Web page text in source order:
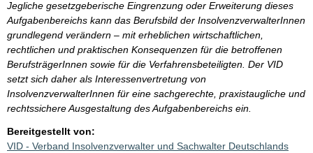
Jegliche gesetzgeberische Eingrenzung oder Erweiterung dieses
Aufgabenbereichs kann das Berufsbild der InsolvenzverwalterInnen
grundlegend verändern – mit erheblichen wirtschaftlichen,
rechtlichen und praktischen Konsequenzen für die betroffenen
BerufsträgerInnen sowie für die Verfahrensbeteiligten. Der VID
setzt sich daher als Interessenvertretung von
InsolvenzverwalterInnen für eine sachgerechte, praxistaugliche und
rechtssichere Ausgestaltung des Aufgabenbereichs ein.
Bereitgestellt von:
VID - Verband Insolvenzverwalter und Sachwalter Deutschlands